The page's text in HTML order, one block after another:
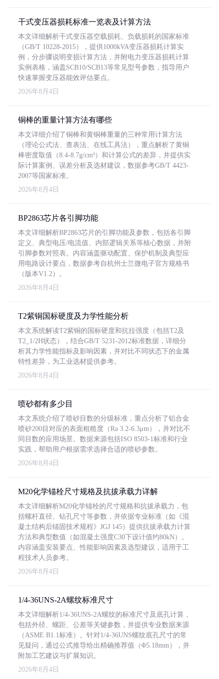
干式变压器损耗标准一览表及计算方法
本文详细解析干式变压器空载损耗、负载损耗的国家标准
（GB/T 10228-2015），提供1000kVA变压器损耗计算实
例，分步骤说明变损计算方法，并附电力变压器损耗计算
实例表格，涵盖SCB10/SCB13等常见型号参数，指导用户
快速掌握变压器能效评估要点。
2026年8月4日
铜棒的重量计算方法有哪些
本文详细介绍了铜棒和黄铜棒重量的三种常用计算方法
（理论公式法、查表法、在线工具法），重点解析了黄铜
棒密度取值（8.4-8.7g/cm³）和计算公式的差异，并提供实
际计算案例、误差分析及选材建议，数据参考GB/T 4423-
2007等国家标准。
2026年8月4日
BP2863芯片各引脚功能
本文详细解析BP2863芯片的引脚功能及参数，包括各引脚
定义、典型电压/电流值、内部逻辑关系等核心数据，并附
引脚参数对照表。内容涵盖驱动配置、保护机制及典型应
用电路设计要点，数据参考自杭州士兰微电子官方规格书
（版本V1.2）。
2026年8月4日
T2紫铜国标硬度及力学性能分析
本文系统解读T2紫铜的国标硬度和抗拉强度（包括T2及
T2_1/2H状态），结合GB/T 5231-2012标准数据，详细分
析其力学性能指标及影响因素，并对比不同状态下的金属
特性差异，为工业选材提供参考。
2026年8月4日
喷砂都有多少目
本文系统介绍了喷砂目数的分级标准，重点分析了铝合金
喷砂200目对应的表面粗糙度（Ra 3.2-6.3μm），并对比不
同目数的应用场景。数据来源包括ISO 8503-1标准和行业
实践，帮助用户根据需求选择合适的喷砂参数。
2026年8月4日
M20化学锚栓尺寸规格及抗拔承载力详解
本文详细解析M20化学锚栓的尺寸规格和抗拔承载力，包
括螺杆直径、钻孔尺寸等参数，并依据专业标准（如《混
凝土结构后锚固技术规程》JGJ 145）提供抗拔承载力计算
方法和典型数值（如混凝土强度C30下设计值约80kN）。
内容涵盖安装要点、性能影响因素及选型建议，适用于工
程技术人员参考。
2026年8月4日
1/4-36UNS-2A螺纹标准尺寸
本文详细解析1/4-36UNS-2A螺纹的标准尺寸及底孔计算，
包括外径、螺距、公差等关键参数，并提供专业数据来源
（ASME B1.1标准）。针对1/4-36UNS螺纹底孔尺寸的常
见疑问，通过公式推导给出精确推荐值（Φ5.18mm），并
附加工艺建议与扩展知识。
2026年8月4日